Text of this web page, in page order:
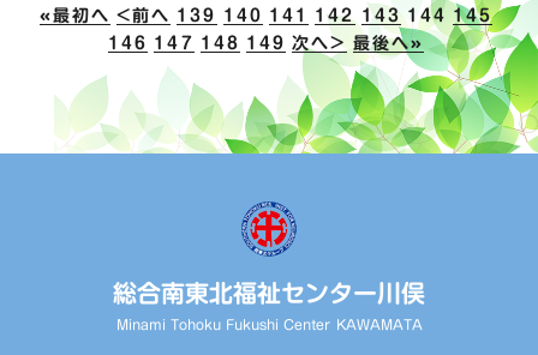
«最初へ <前へ 139 140 141 142 143 144 145
146 147 148 149 次へ> 最後へ»
総合南東北福祉センター川俣
Minami Tohoku Fukushi Center KAWAMATA